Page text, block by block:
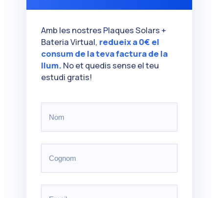
Amb les nostres Plaques Solars +
Bateria Virtual, redueix a 0€ el
consum de la teva factura de la
llum. No et quedis sense el teu
estudi gratis!